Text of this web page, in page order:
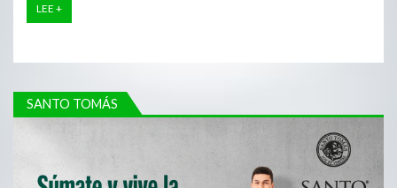
LEE +
SANTO TOMÁS